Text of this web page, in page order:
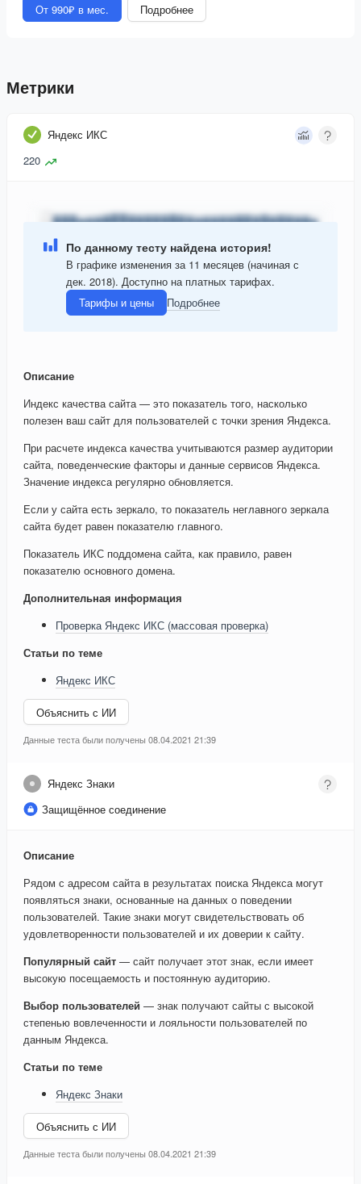
От 990₽ в мес. Подробнее
Метрики
Яндекс ИКС
220
По данному тесту найдена история!
В графике изменения за 11 месяцев (начиная с
дек. 2018). Доступно на платных тарифах.
Тарифы и цены
Подробнее
Описание
Индекс качества сайта — это показатель того, насколько
полезен ваш сайт для пользователей с точки зрения Яндекса.
При расчете индекса качества учитываются размер аудитории
сайта, поведенческие факторы и данные сервисов Яндекса.
Значение индекса регулярно обновляется.
Если у сайта есть зеркало, то показатель неглавного зеркала
сайта будет равен показателю главного.
Показатель ИКС поддомена сайта, как правило, равен
показателю основного домена.
Дополнительная информация
Проверка Яндекс ИКС (массовая проверка)
Статьи по теме
Яндекс ИКС
Объяснить с ИИ
Данные теста были получены 08.04.2021 21:39
Яндекс Знаки
Защищённое соединение
Описание
Рядом с адресом сайта в результатах поиска Яндекса могут
появляться знаки, основанные на данных о поведении
пользователей. Такие знаки могут свидетельствовать об
удовлетворенности пользователей и их доверии к сайту.
Популярный сайт — сайт получает этот знак, если имеет
высокую посещаемость и постоянную аудиторию.
Выбор пользователей — знак получают сайты с высокой
степенью вовлеченности и лояльности пользователей по
данным Яндекса.
Статьи по теме
Яндекс Знаки
Объяснить с ИИ
Данные теста были получены 08.04.2021 21:39